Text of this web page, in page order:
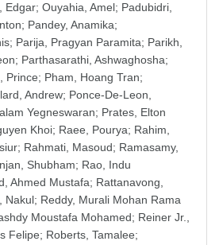
Edgar; Ouyahia, Amel; Padubidri,
; Pandey, Anamika;
; Parija, Pragyan Paramita; Parikh,
; Parthasarathi, Ashwaghosha;
Prince; Pham, Hoang Tran;
Andrew; Ponce-De-Leon,
Yegneswaran; Prates, Elton
Khoi; Raee, Pourya; Rahim,
; Rahmati, Masoud; Ramasamy,
Shubham; Rao, Indu
Ahmed Mustafa; Rattanavong,
Nakul; Reddy, Murali Mohan Rama
Moustafa Mohamed; Reiner Jr.,
Felipe; Roberts, Tamalee;